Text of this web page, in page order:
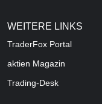
WEITERE LINKS
TraderFox Portal
aktien Magazin
Trading-Desk